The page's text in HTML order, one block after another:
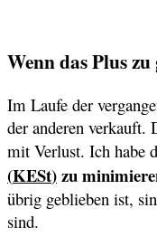
Wenn das Plus
Im Laufe der
der anderen verkauft.
mit Verlust. Ich habe
(KESt)zu
übrig geblieben ist,
sind.